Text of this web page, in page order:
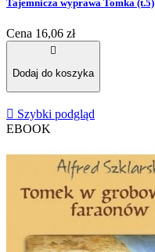
Tajemnicza wyprawa Tomka (t.5)
Cena 16,06 zł

Dodaj do koszyka
 Szybki podgląd
EBOOK